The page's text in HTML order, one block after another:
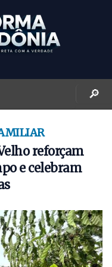
🔎
reforçam
e celebram